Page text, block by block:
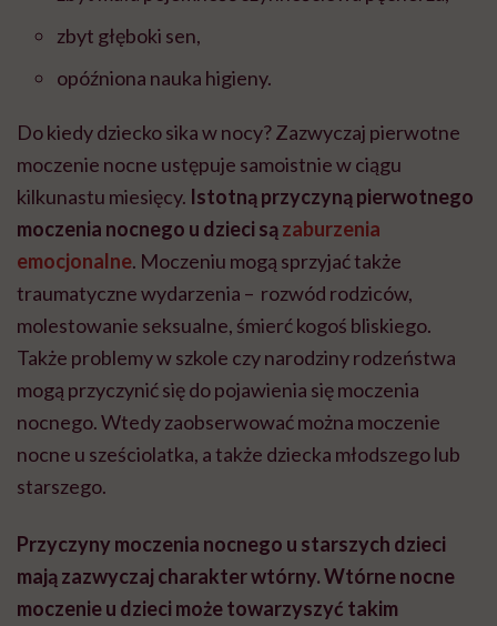
zbyt głęboki sen,
opóźniona nauka higieny.
Do kiedy dziecko sika w nocy? Zazwyczaj pierwotne
moczenie nocne ustępuje samoistnie w ciągu
kilkunastu miesięcy. Istotną przyczyną pierwotnego
moczenia nocnego u dzieci sązaburzenia
emocjonalne. Moczeniu mogą sprzyjać także
traumatyczne wydarzenia – rozwód rodziców,
molestowanie seksualne, śmierć kogoś bliskiego.
Także problemy w szkole czy narodziny rodzeństwa
mogą przyczynić się do pojawienia się moczenia
nocnego. Wtedy zaobserwować można moczenie
nocne u sześciolatka, a także dziecka młodszego lub
starszego.
Przyczyny moczenia nocnego u starszych dzieci
mają zazwyczaj charakter wtórny. Wtórne nocne
moczenie u dzieci może towarzyszyć takim